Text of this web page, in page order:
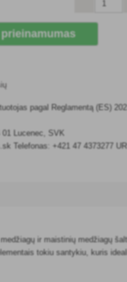
pagal Reglamentą (ES)
Lucenec, SVK
Telefonas: +421 47 4373277
ir maistinių medžiagų
tokiu santykiu, kuris